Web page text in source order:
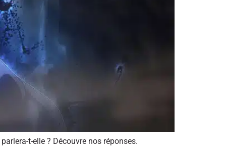
t-elle ? Découvre nos réponses.